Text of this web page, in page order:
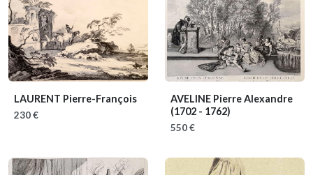
LAURENT Pierre-François
230 €
AVELINE Pierre Alexandre
(1702 - 1762)
550 €